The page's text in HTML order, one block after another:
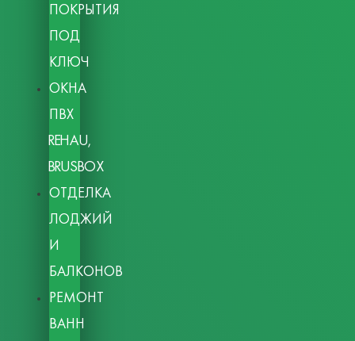
ПОКРЫТИЯ
ПОД
КЛЮЧ
ОКНА
ПВХ
REHAU,
BRUSBOX
ОТДЕЛКА
ЛОДЖИЙ
И
БАЛКОНОВ
РЕМОНТ
ВАНН